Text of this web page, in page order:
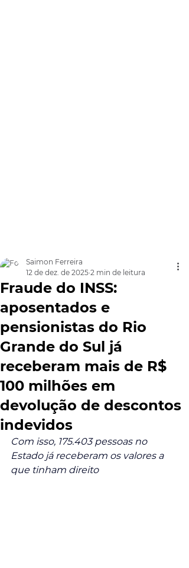
Fraude do INSS:
aposentados e
pensionistas do Rio
Grande do Sul já
receberam mais de R$
100 milhões em
devolução de descontos
indevidos
Saimon Ferreira
12 de dez. de 2025 2 min de leitura
Com isso, 175.403 pessoas no
Estado já receberam os valores a
que tinham direito